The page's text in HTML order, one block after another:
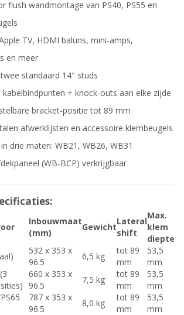
flush wandmontage van PS40, PS55 en
TV, HDMI baluns, mini-amps,
en meer
standaard 14" studs
kabelbindpunten + knock-outs aan elke zijde
bracket-positie tot 89 mm
afwerklijsten en accessoire klembeugels
drie maten: WB21, WB26, WB31
(WB-BCP) verkrijgbaar
Inbouwmaat
(mm)
Gewicht
Lateral
shift
Max.
klem
diepte
532 x 353 x
96.5
6,5 kg
tot 89
mm
53,5
mm
660 x 353 x
96.5
7,5 kg
tot 89
mm
53,5
mm
787 x 353 x
96.5
8,0 kg
tot 89
mm
53,5
mm